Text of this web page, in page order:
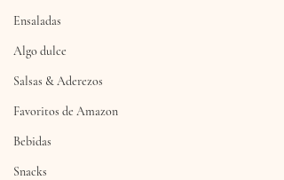
Ensaladas
Algo dulce
Salsas & Aderezos
Favoritos de Amazon
Bebidas
Snacks